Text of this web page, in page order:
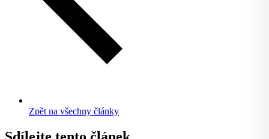
Zpět na všechny články